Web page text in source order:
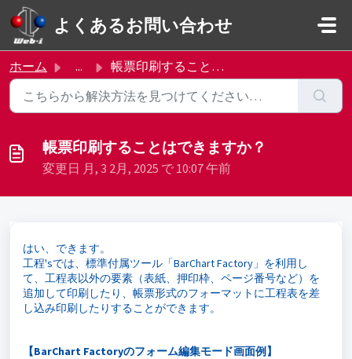
メインコンテンツに移動
よくあるお問い合わせ
ホーム ... 帳票印刷することはできますか？
帳票印刷することはできますか？
変更日 月, 3 2月, 2025 で 10:07 午前
はい、できます。
工程'sでは、標準付属ツール「BarChart Factory」を利用し
て、工程表以外の要素（表紙、押印枠、ページ番号など）を
追加して印刷したり、帳票形式のフォーマットに工程表を差
し込み印刷したりすることができます。
【BarChart Factoryのフォーム編集モード画面例】